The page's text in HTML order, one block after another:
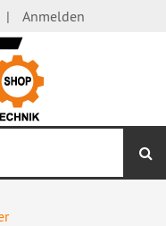
Anmelden